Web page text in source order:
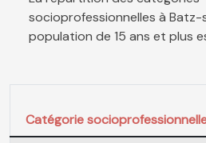
socioprofessionnelles à Batz-
population de 15 ans et plus
Catégorie